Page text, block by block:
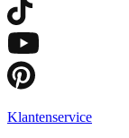
Klantenservice